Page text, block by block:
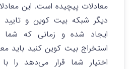
معادلات پیچیده است. این
دیگر شبکه بیت کوین و
ایجاد شده و زمانی که شما
استخراج بیت کوین کنید باید
اختیار شما قرار می‌دهد را